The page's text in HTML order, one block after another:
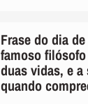
Frase do dia
famoso
duas vidas, e
quando